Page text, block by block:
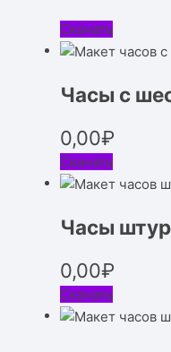
Скачать
Часы с
0,00₽
Скачать
Часы
0,00₽
Скачать